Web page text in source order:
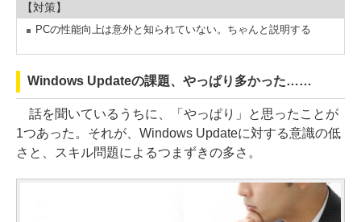
【対策】
PCの性能向上は意外と知られていない。ちゃんと説明する
Windows Updateの課題、やっぱり多かった……
話を聞いているうちに、「やっぱり」と思ったことが
1つあった。それが、Windows Updateに対する意識の低
さと、スキル問題によるつまずきの多さ。